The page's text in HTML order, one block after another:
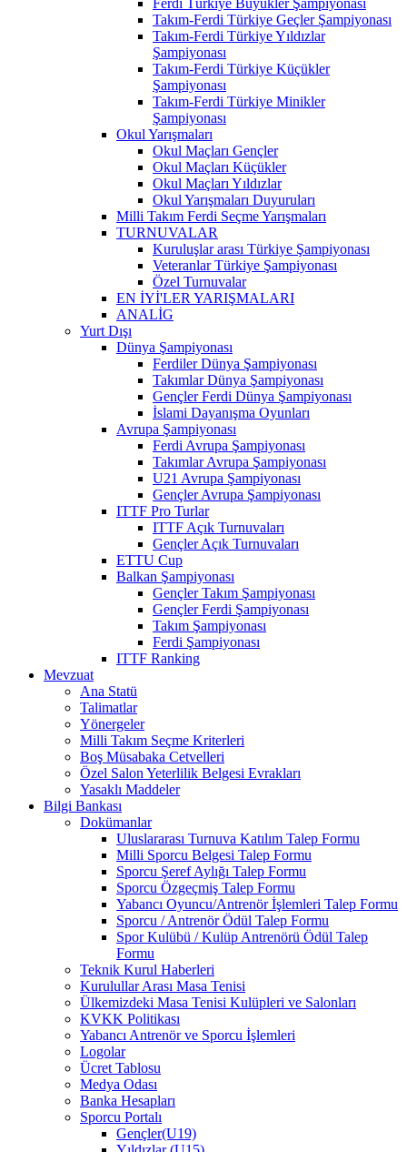
Ferdi Türkiye Büyükler Şampiyonası
Takım-Ferdi Türkiye Geçler Şampiyonası
Takım-Ferdi Türkiye Yıldızlar
Şampiyonası
Takım-Ferdi Türkiye Küçükler
Şampiyonası
Takım-Ferdi Türkiye Minikler
Şampiyonası
Okul Yarışmaları
Okul Maçları Gençler
Okul Maçları Küçükler
Okul Maçları Yıldızlar
Okul Yarışmaları Duyuruları
Milli Takım Ferdi Seçme Yarışmaları
TURNUVALAR
Kuruluşlar arası Türkiye Şampiyonası
Veteranlar Türkiye Şampiyonası
Özel Turnuvalar
EN İYİ'LER YARIŞMALARI
ANALİG
Yurt Dışı
Dünya Şampiyonası
Ferdiler Dünya Şampiyonası
Takımlar Dünya Şampiyonası
Gençler Ferdi Dünya Şampiyonası
İslami Dayanışma Oyunları
Avrupa Şampiyonası
Ferdi Avrupa Şampiyonası
Takımlar Avrupa Şampiyonası
U21 Avrupa Şampiyonası
Gençler Avrupa Şampiyonası
ITTF Pro Turlar
ITTF Açık Turnuvaları
Gençler Açık Turnuvaları
ETTU Cup
Balkan Şampiyonası
Gençler Takım Şampiyonası
Gençler Ferdi Şampiyonası
Takım Şampiyonası
Ferdi Şampiyonası
ITTF Ranking
Mevzuat
Ana Statü
Talimatlar
Yönergeler
Milli Takım Seçme Kriterleri
Boş Müsabaka Cetvelleri
Özel Salon Yeterlilik Belgesi Evrakları
Yasaklı Maddeler
Bilgi Bankası
Dokümanlar
Uluslararası Turnuva Katılım Talep Formu
Milli Sporcu Belgesi Talep Formu
Sporcu Şeref Aylığı Talep Formu
Sporcu Özgeçmiş Talep Formu
Yabancı Oyuncu/Antrenör İşlemleri Talep Formu
Sporcu / Antrenör Ödül Talep Formu
Spor Kulübü / Kulüp Antrenörü Ödül Talep
Formu
Teknik Kurul Haberleri
Kurulullar Arası Masa Tenisi
Ülkemizdeki Masa Tenisi Kulüpleri ve Salonları
KVKK Politikası
Yabancı Antrenör ve Sporcu İşlemleri
Logolar
Ücret Tablosu
Medya Odası
Banka Hesapları
Sporcu Portalı
Gençler(U19)